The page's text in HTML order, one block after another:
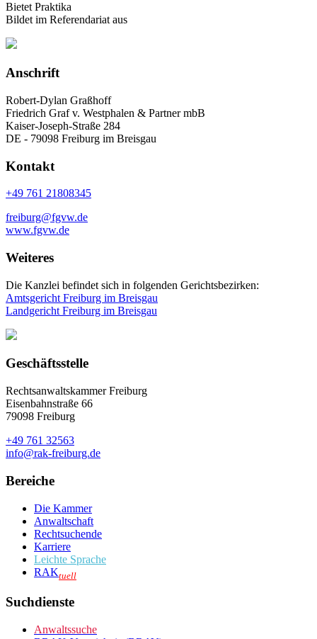
Bietet Praktika
Bildet im Referendariat aus
Anschrift
Robert-Dylan Graßhoff
Friedrich Graf v. Westphalen & Partner mbB
Kaiser-Joseph-Straße 284
DE - 79098 Freiburg im Breisgau
Kontakt
+49 761 21808345
freiburg@fgvw.de
www.fgvw.de
Weiteres
Die Kanzlei befindet sich in folgenden Gerichtsbezirken:
Amtsgericht Freiburg im Breisgau
Landgericht Freiburg im Breisgau
Geschäftsstelle
Rechtsanwaltskammer Freiburg
Eisenbahnstraße 66
79098 Freiburg
+49 761 32563
info@rak-freiburg.de
Bereiche
Die Kammer
Anwaltschaft
Rechtsuchende
Karriere
Leichte Sprache
RAKtuell
Suchdienste
Anwaltssuche